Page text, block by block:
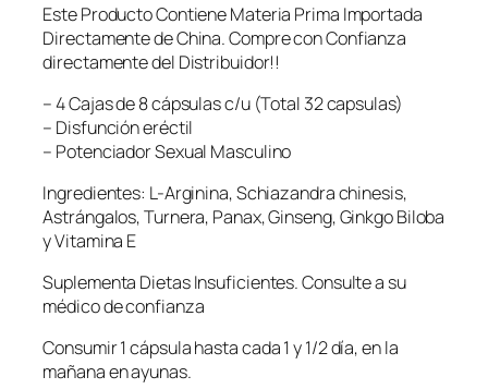
l
a
s
4
×
8
)
–
V
i
g
o
M
a
Este Producto Contiene Materia Prima Importada
Directamente de China. Compre con Confianza
directamente del Distribuidor!!
– 4 Cajas de 8 cápsulas c/u (Total 32 capsulas)
– Disfunción eréctil
– Potenciador Sexual Masculino
Ingredientes: L-Arginina, Schiazandra chinesis,
Astrángalos, Turnera, Panax, Ginseng, Ginkgo Biloba
y Vitamina E
Suplementa Dietas Insuficientes. Consulte a su
médico de confianza
Consumir 1 cápsula hasta cada 1 y 1/2 día, en la
mañana en ayunas.